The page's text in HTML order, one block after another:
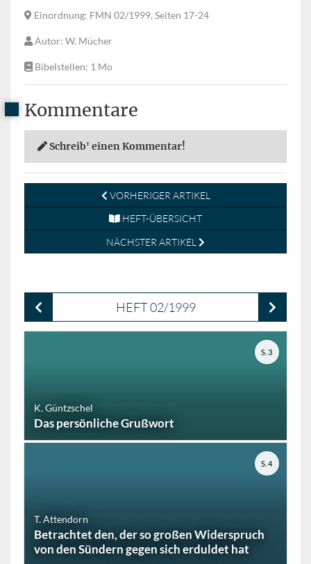
Einordnung: FMN 02/1999, Seiten 17-24
Autor: W. Mücher
Bibelstellen: 1 Mo
Kommentare
Schreib' einen Kommentar!
VORHERIGER ARTIKEL
HEFT-ÜBERSICHT
NÄCHSTER ARTIKEL
HEFT 02/1999
K. Güntzschel
Das persönliche Grußwort
S. 3
T. Attendorn
Betrachtet den, der so großen Widerspruch
von den Sündern gegen sich erduldet hat
S. 4